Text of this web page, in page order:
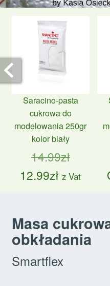
Saracino-pasta
cukrowa do
modelowania 250gr
kolor biały
14.99zł
Pierwotna
14.99zł.
12.99zł Aktualna
12.99zł.
z Vat
Masa
obkładania
Smartflex